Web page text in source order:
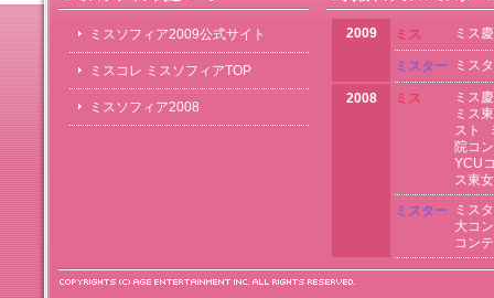
ミスソフィア2009公式サイト
ミスコレ ミスソフィアTOP
ミスソフィア2008
2009 ミス ミス
ミスター ミス
2008 ミス
ミス
ミス
スト
院コ
YCU
ス東
ミスター
ミス
大コ
コン